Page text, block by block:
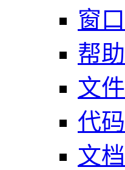
窗
帮
文
代
文